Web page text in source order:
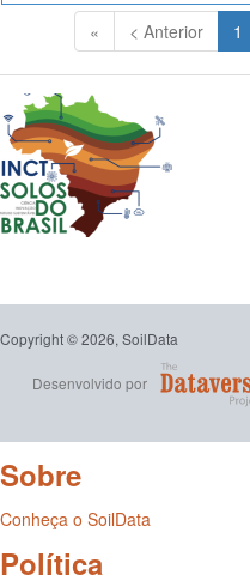
« < Anterior 1
Copyright © 2026, SoilData
Desenvolvido por
Sobre
Conheça o SoilData
Política